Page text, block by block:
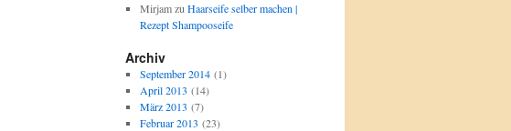
Mirjamzu Haarseife selber machen |
Rezept Shampooseife
Archiv
September 2014(1)
April 2013 (14)
März 2013 (7)
Februar 2013 (23)